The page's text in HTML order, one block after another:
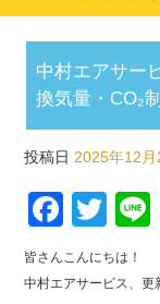
中村エアサー
換気量・CO₂
投稿日 2025年12月
皆さんこんにちは！
中村エアサービス、更